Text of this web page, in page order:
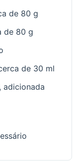
de 80 g
de 80 g
de 30 ml
adicionada